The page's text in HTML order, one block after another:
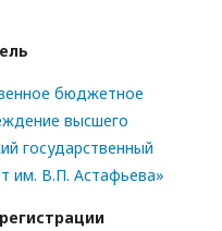
бюджетное
высшего
государственный
им. В.П. Астафьева»